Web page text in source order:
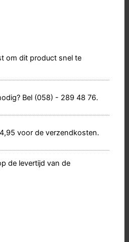
om dit product snel te
Bel (058) - 289 48 76.
voor de verzendkosten.
de levertijd van de